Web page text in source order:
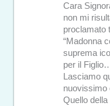
Cara
non mi
proclamato
“Madonna
suprema
per il
Lasciamo
nuovissimo
Quello